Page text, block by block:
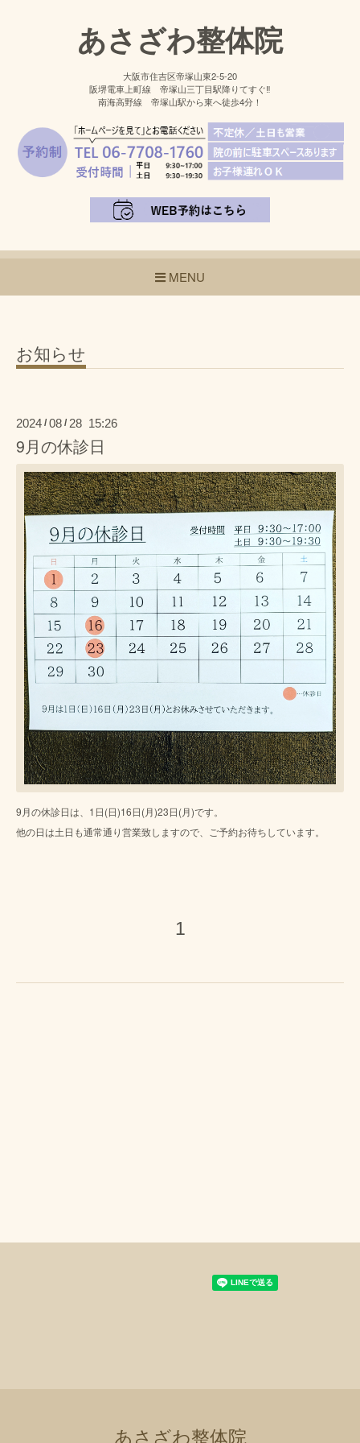
あさざわ整体院
大阪市住吉区帝塚山東2-5-20
阪堺電車上町線 帝塚山三丁目駅降りてすぐ‼
南海高野線 帝塚山駅から東へ徒歩4分！
MENU
お知らせ
2024 / 08 / 28 15:26
9月の休診日
9月の休診日は、1日(日)16日(月)23日(月)です。
他の日は土日も通常通り営業致しますので、ご予約お待ちしています。
1
あさざわ整体院